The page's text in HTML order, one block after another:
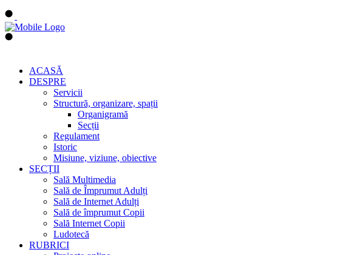
ACASĂ
DESPRE
Servicii
Structură, organizare, spații
Organigramă
Secții
Regulament
Istoric
Misiune, viziune, obiective
SECȚII
Sală Multimedia
Sală de Împrumut Adulți
Sală de Internet Adulți
Sală de împrumut Copii
Sală Internet Copii
Ludotecă
RUBRICI